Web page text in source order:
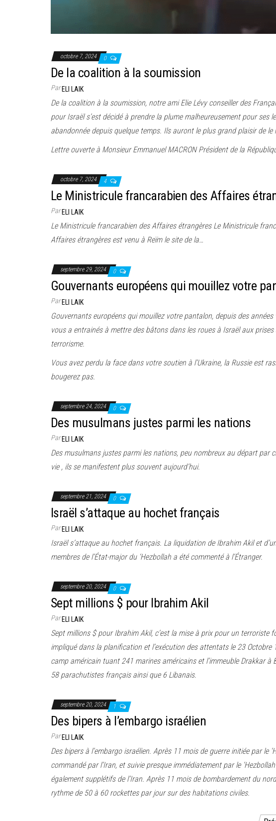
octobre 7, 2024 0
De la coalition à la soumission
ParELI LAIK
De la coalition à la soumission, notre ami Elie Lévy conseiller des
pour Israël s’est décidé à prendre la plume malheureusement pour ses
abandonnée depuis quelque temps. Ils auront le plus grand plaisir de le
Lettre ouverte à Monsieur Emmanuel MACRON Président de la
octobre 7, 2024 4
Le Ministricule francarabien des Affaires
ParELI LAIK
Le Ministricule francarabien des Affaires étrangères Le Ministricule
Affaires étrangères est venu à Reïm le site de la…
septembre 29, 2024 0
Gouvernants européens qui mouillez votre
ParELI LAIK
Gouvernants européens qui mouillez votre pantalon, depuis des années
vous a entrainés à mettre des bâtons dans les roues à Israël aux prises
terrorisme.
Vous avez perdu la face dans votre soutien à l’Ukraine, la Russie est
bougerez pas.
septembre 24, 2024 0
Des musulmans justes parmi les nations
ParELI LAIK
Des musulmans justes parmi les nations, peu nombreux au départ par
vie , ils se manifestent plus souvent aujourd’hui.
septembre 21, 2024 0
Israël s’attaque au hochet français
ParELI LAIK
Israël s’attaque au hochet français. La liquidation de Ibrahim Akil et
membres de l’État-major du ‘Hezbollah a été commenté à l’Étranger.
septembre 20, 2024 0
Sept millions $ pour Ibrahim Akil
ParELI LAIK
Sept millions $ pour Ibrahim Akil, c’est la mise à prix pour un terroriste
impliqué dans la planification et l’exécution des attentats le 23 Octobre
camp américain tuant 241 marines américains et l’immeuble Drakkar à
58 parachutistes français ainsi que 6 Libanais.
septembre 20, 2024 1
Des bipers à l’embargo israélien
ParELI LAIK
Des bipers à l’embargo israélien. Après 11 mois de guerre initiée par le
commandé par l’Iran, et suivie presque immédiatement par le
également supplétifs de l’Iran. Après 11 mois de bombardement du
rythme de 50 à 60 rockettes par jour sur des habitations civiles.